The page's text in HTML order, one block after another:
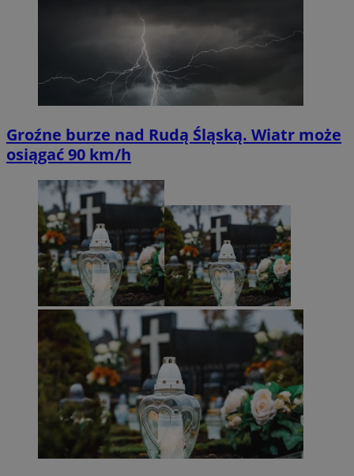
Groźne burze nad Rudą Śląską. Wiatr może
osiągać 90 km/h